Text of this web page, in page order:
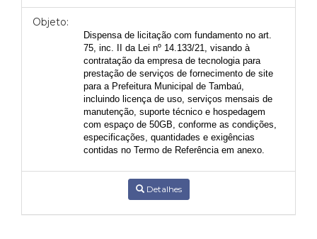
Objeto:
Dispensa de licitação com fundamento no art.
75, inc. II da Lei nº 14.133/21, visando à
contratação da empresa de tecnologiapara
prestação de serviços de fornecimento de site
para a Prefeitura Municipal de Tambaú,
incluindo licença de uso, serviços mensais de
manutenção, suporte técnico e hospedagem
com espaço de 50GB, conforme as condições,
especificações, quantidades e exigências
contidas no Termo de Referência em anexo.
Detalhes